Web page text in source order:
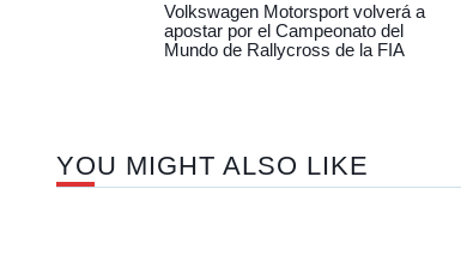
Volkswagen Motorsport volverá a
apostar por el Campeonato del
Mundo de Rallycross de la FIA
YOU MIGHT ALSO LIKE